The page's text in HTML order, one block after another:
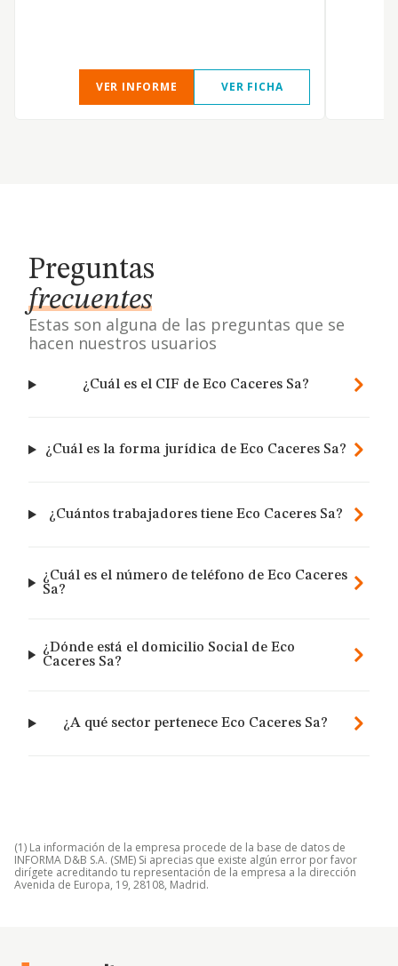
VER INFORME VER FICHA
Preguntas
frecuentes
Estas son alguna de las preguntas que se
hacen nuestros usuarios
¿Cuál es el CIF de Eco Caceres Sa?
¿Cuál es la forma jurídica de Eco Caceres Sa?
¿Cuántos trabajadores tiene Eco Caceres Sa?
¿Cuál es el número de teléfono de Eco Caceres
Sa?
¿Dónde está el domicilio Social de Eco
Caceres Sa?
¿A qué sector pertenece Eco Caceres Sa?
(1) La información de la empresa procede de la base de datos de
INFORMA D&B S.A. (SME) Si aprecias que existe algún error por favor
dirígete acreditando tu representación de la empresa a la dirección
Avenida de Europa, 19, 28108, Madrid.